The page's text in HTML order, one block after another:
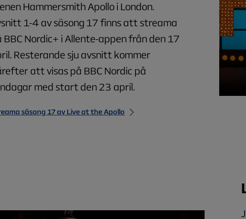
Hammersmith Apollo i London.
1-4 av säsong 17 finns att streama
BBC Nordic+ i Allente-appen från den 17
Resterande sju avsnitt kommer
att visas på BBC Nordic på
med start den 23 april.
säsong 17 av Live at the Apollo